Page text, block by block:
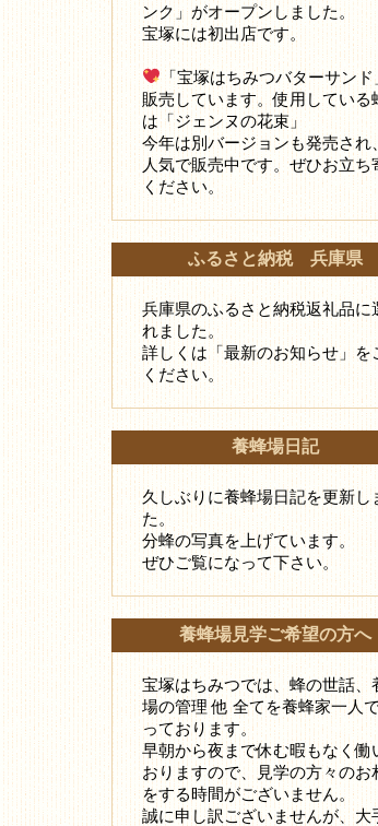
ンク」がオープンしました。
宝塚には初出店です。
「宝塚はちみつバターサンド
販売しています。使用している
は「ジェンヌの花束」
今年は別バージョンも発売され
人気で販売中です。ぜひお立ち
ください。
ふるさと納税 兵庫県
兵庫県のふるさと納税返礼品に
れました。
詳しくは「最新のお知らせ」を
ください。
養蜂場日記
久しぶりに養蜂場日記を更新し
た。
分蜂の写真を上げています。
ぜひご覧になって下さい。
養蜂場見学ご希望の方へ
宝塚はちみつでは、蜂の世話、
場の管理 他 全てを養蜂家一人
っております。
早朝から夜まで休む暇もなく働
おりますので、見学の方々のお
をする時間がございません。
誠に申し訳ございませんが、大